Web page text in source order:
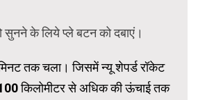
तक चला। जिसमें न्यू शेपर्ड रॉकेट
किलोमीटर से अधिक की ऊंचाई तक